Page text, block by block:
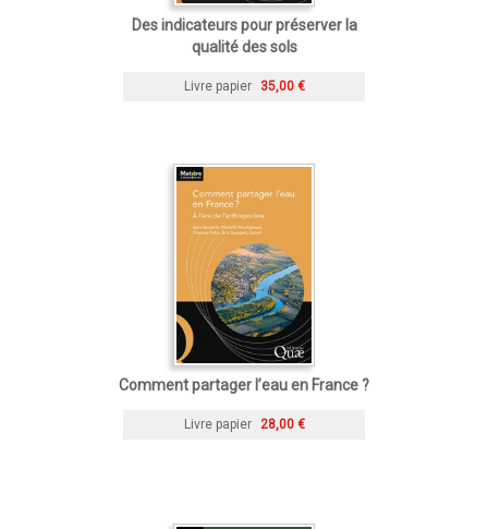
Des indicateurs pour préserver la
qualité des sols
Livre papier 35,00 €
Comment partager l’eau en France ?
Livre papier 28,00 €